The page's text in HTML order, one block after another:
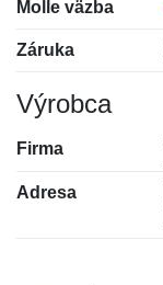
Molle väzba
Záruka
Výrobca
Firma
Adresa